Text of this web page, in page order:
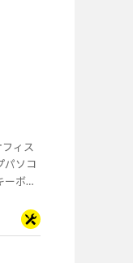
ィス
パソコ
ボー